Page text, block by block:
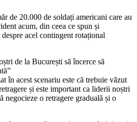
de 20.000 de soldați americani care au
acum, din ceea ce spun și
acel contingent rotațional
de la București să încerce să
în acest scenariu este că trebuie văzut
și este important ca liderii noștri
negocieze o retragere graduală și o